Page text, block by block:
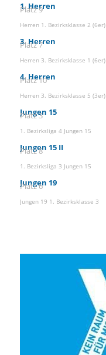
1. Herren
Platz 9
Herren 1. Bezirksklasse 2 (6er)
3. Herren
Platz 7
Herren 3. Bezirksklasse 1 (6er)
4. Herren
Platz 10
Herren 3. Bezirksklasse 5 (3er)
Jungen 15
Platz 3
1. Bezirksliga 4 Jungen 15
Jungen 15 II
Platz 8
1. Bezirksliga 3 Jungen 15
Jungen 19
Platz 6
Jungen 19 1. Bezirksklasse 3